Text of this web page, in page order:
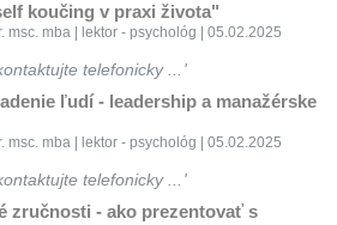
koučing v praxi života"
msc. mba | lektor - psychológ | 05.02.2025
telefonicky ...
ľudí - leadership a manažérske
msc. mba | lektor - psychológ | 05.02.2025
telefonicky ...
zručnosti - ako prezentovať s